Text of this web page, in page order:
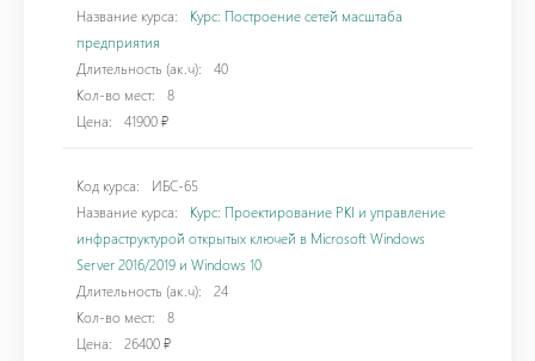
Название курса:
Курс: Построение сетей масштаба
предприятия
Длительность (ак.ч):
40
Кол-во мест:
8
Цена:
41900 ₽
Код курса:
ИБС-65
Название курса:
Курс: Проектирование PKI и управление
инфраструктурой открытых ключей в Microsoft Windows
Server 2016/2019 и Windows 10
Длительность (ак.ч):
24
Кол-во мест:
8
Цена:
26400 ₽